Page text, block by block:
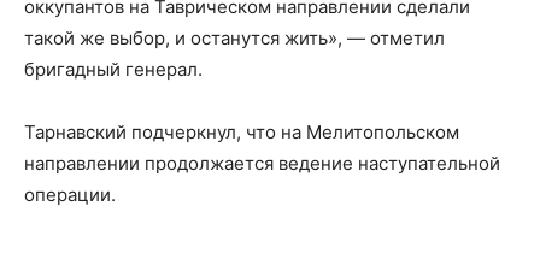
оккупантов на Таврическом направлении сделали
такой же выбор, и останутся жить», — отметил
бригадный генерал.
Тарнавский подчеркнул, что на Мелитопольском
направлении продолжается ведение наступательной
операции.